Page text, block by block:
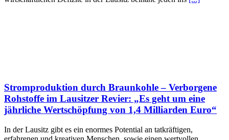
Stromproduktion durch Braunkohle – Verborgene
Rohstoffe im Lausitzer Revier: „Es geht um eine
jährliche Wertschöpfung von 1,4 Milliarden Euro“
In der Lausitz gibt es ein enormes Potential an tatkräftigen,